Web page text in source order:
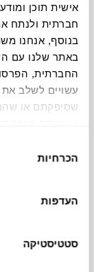
אישית תוכן
חברתית ולנתח
בנוסף, אנחנו
באתר שלנו עם
החברתית,
עשויים לשלב
שסיפקתם או
הסכמה
הכרחיות
העדפות
סטטיסטיקה
חלה שגיאה. אנא
צבעים
תקדים –
ולאלה שתמיד
הוא עשוי עבודת